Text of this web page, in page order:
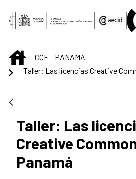
Saltar al contenido principal
INICIOCCE - PANAMÁ
Taller: Las
Creative
Panamá